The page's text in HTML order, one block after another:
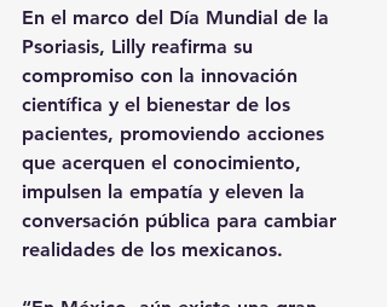
En el marco del Día Mundial de la
Psoriasis, Lilly reafirma su
compromiso con la innovación
científica y el bienestar de los
pacientes, promoviendo acciones
que acerquen el conocimiento,
impulsen la empatía y eleven la
conversación pública para cambiar
realidades de los mexicanos.